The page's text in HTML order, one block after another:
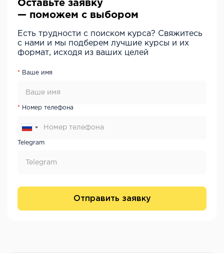
Оставьте заявку
— поможем с выбором
Есть трудности с поиском курса? Свяжитесь
с нами и мы подберем лучшие курсы и их
формат, исходя из ваших целей
Ваше имя
Номер телефона
Telegram
Отправить заявку